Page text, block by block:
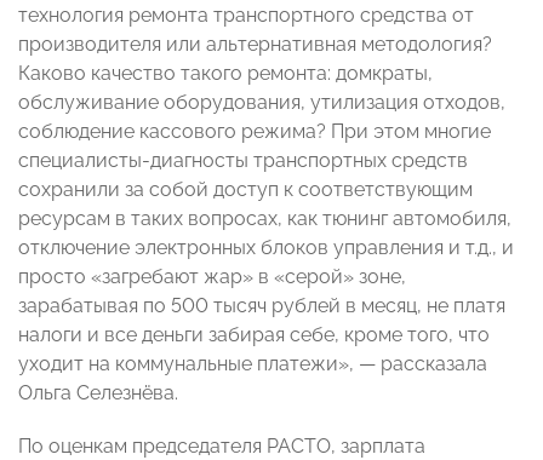
технология ремонта транспортного средства от
производителя или альтернативная методология?
Каково качество такого ремонта: домкраты,
обслуживание оборудования, утилизация отходов,
соблюдение кассового режима? При этом многие
специалисты-диагносты транспортных средств
сохранили за собой доступ к соответствующим
ресурсам в таких вопросах, как тюнинг автомобиля,
отключение электронных блоков управления и т.д., и
просто «загребают жар» в «серой» зоне,
зарабатывая по 500 тысяч рублей в месяц, не платя
налоги и все деньги забирая себе, кроме того, что
уходит на коммунальные платежи», — рассказала
Ольга Селезнёва.
По оценкам председателя РАСТО, зарплата